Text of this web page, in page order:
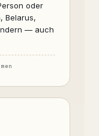
oder
Belarus,
— auch